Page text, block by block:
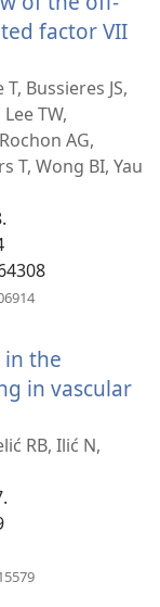
factor VII
Bussieres JS,
TW,
AG,
T, Wong BI, Yau
պատուհան)
in the
in vascular
RB, Ilić N,